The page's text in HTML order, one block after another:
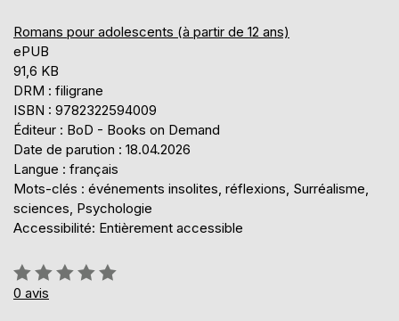
Romans pour adolescents (à partir de 12 ans)
ePUB
91,6 KB
DRM : filigrane
ISBN : 9782322594009
Éditeur : BoD - Books on Demand
Date de parution : 18.04.2026
Langue : français
Mots-clés : événements insolites, réflexions, Surréalisme,
sciences, Psychologie
Accessibilité: Entièrement accessible
Évaluation:
0%
0 avis